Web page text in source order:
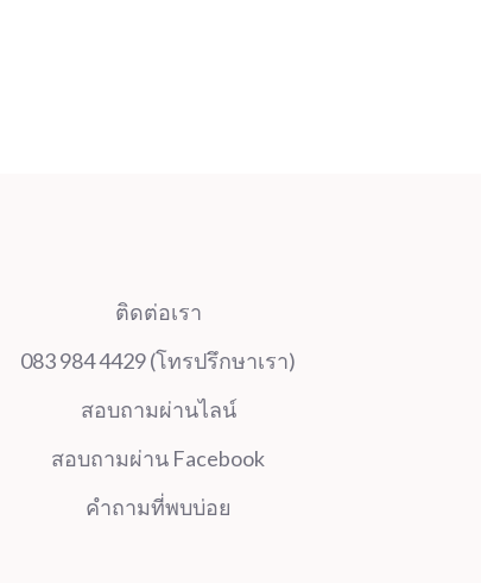
ติดต่อเรา
083 984 4429 (โทรปรึกษาเรา)
สอบถามผ่านไลน์
สอบถามผ่าน Facebook
คำถามที่พบบ่อย